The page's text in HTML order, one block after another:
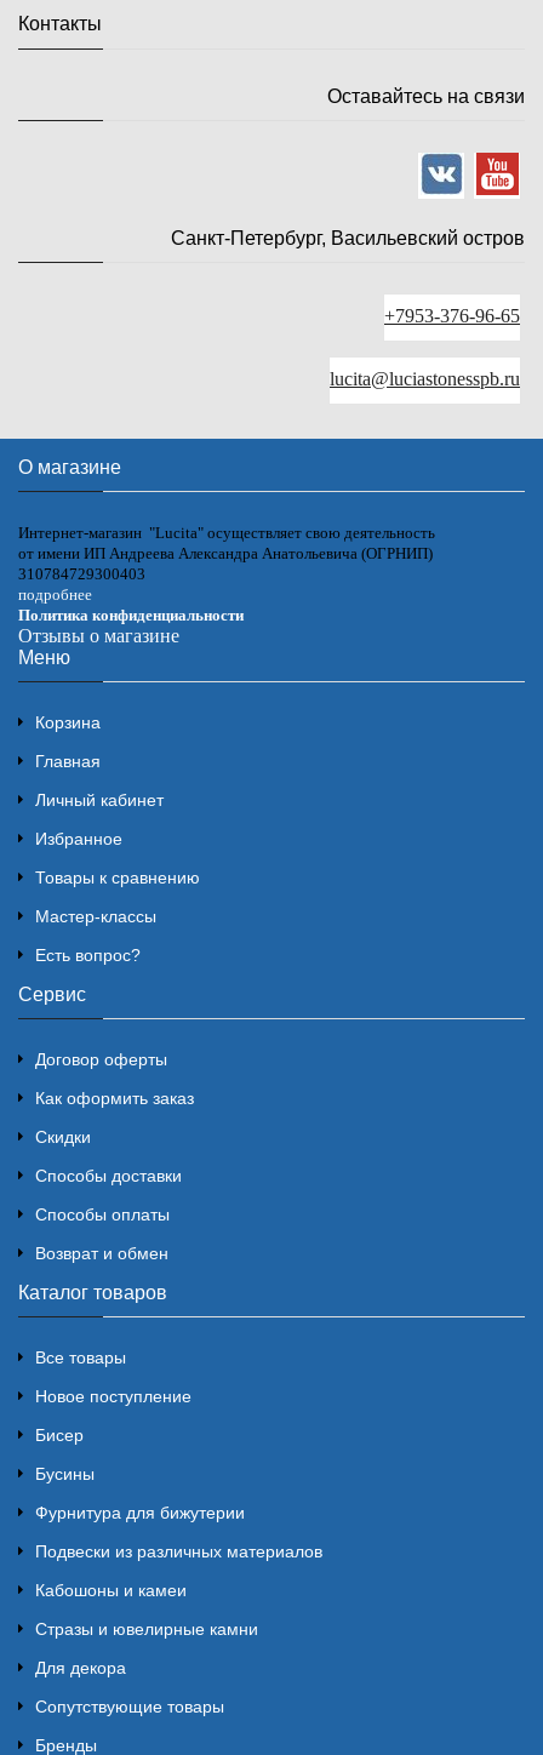
Контакты
Оставайтесь на связи
Санкт-Петербург, Васильевский остров
+7953-376-96-65
lucita@luciastonesspb.ru
О магазине
Интернет-магазин "Lucita" осуществляет свою деятельность
от имени ИП Андреева Александра Анатольевича (ОГРНИП)
310784729300403
подробнее
Политика конфиденциальности
Отзывы о магазине
Меню
Корзина
Главная
Личный кабинет
Избранное
Товары к сравнению
Мастер-классы
Есть вопрос?
Сервис
Договор оферты
Как оформить заказ
Скидки
Способы доставки
Способы оплаты
Возврат и обмен
Каталог товаров
Все товары
Новое поступление
Бисер
Бусины
Фурнитура для бижутерии
Подвески из различных материалов
Кабошоны и камеи
Стразы и ювелирные камни
Для декора
Сопутствующие товары
Бренды